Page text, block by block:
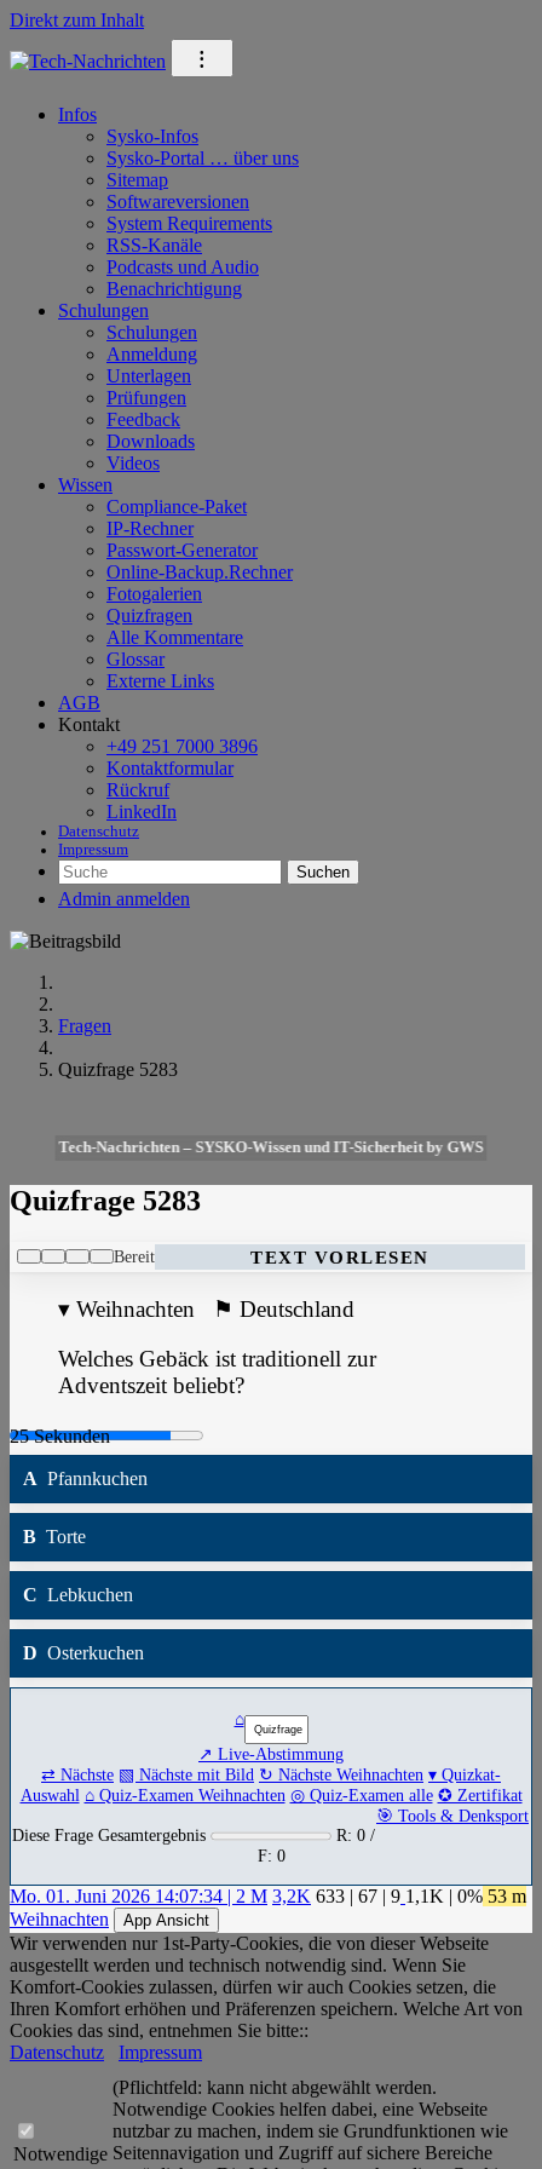
Direkt zum Inhalt
⁝
Infos
Sysko-Infos
Sysko-Portal … über uns
Sitemap
Softwareversionen
System Requirements
RSS-Kanäle
Podcasts und Audio
Benachrichtigung
Schulungen
Schulungen
Anmeldung
Unterlagen
Prüfungen
Feedback
Downloads
Videos
Wissen
Compliance-Paket
IP-Rechner
Passwort-Generator
Online-Backup.Rechner
Fotogalerien
Quizfragen
Alle Kommentare
Glossar
Externe Links
AGB
Kontakt
+49 251 7000 3896
Kontaktformular
Rückruf
LinkedIn
Datenschutz
Impressum
Suchen
Admin anmelden
Fragen
Quizfrage 5283
Tech-Nachrichten – SYSKO-Wissen und IT-Sicherheit by GWS
Quizfrage 5283
Bereit TEXT VORLESEN
▾ Weihnachten ⚑ Deutschland
Welches Gebäck ist traditionell zur
Adventszeit beliebt?
A Pfannkuchen
B Torte
C Lebkuchen
D Osterkuchen
⌂
↗ Live-Abstimmung
⇄ Nächste ▧ Nächste mit Bild ↻ Nächste Weihnachten ▾ Quizkat-
Auswahl ⌂ Quiz-Examen Weihnachten ◎ Quiz-Examen alle ✪ Zertifikat
🎯 Tools & Denksport
Diese Frage Gesamtergebnis
R: 0 /
F: 0
Mo. 01. Juni 2026 14:07:34 | 2 M 3,2K 633 | 67 | 9 1,1K | 0% 53 m
Weihnachten
App Ansicht
Wir verwenden nur 1st-Party-Cookies, die von dieser Webseite
ausgestellt werden und technisch notwendig sind. Wenn Sie
Komfort-Cookies zulassen, dürfen wir auch Cookies setzen, die
Ihren Komfort erhöhen und Präferenzen speichern. Welche Art von
Cookies das sind, entnehmen Sie bitte::
Datenschutz
Impressum
Notwendige
(Pflichtfeld: kann nicht abgewählt werden.
Notwendige Cookies helfen dabei, eine Webseite
nutzbar zu machen, indem sie Grundfunktionen wie
Seitennavigation und Zugriff auf sichere Bereiche